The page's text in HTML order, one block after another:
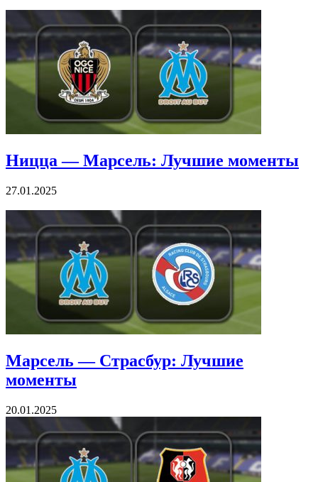
Ницца — Марсель: Лучшие моменты
27.01.2025
Марсель — Страсбур: Лучшие
моменты
20.01.2025